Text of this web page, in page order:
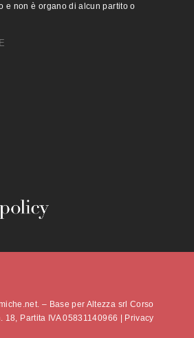
e non è organo di alcun partito o
– Base per Altezza srl Corso
18, Partita IVA 05831140966 |
Privacy